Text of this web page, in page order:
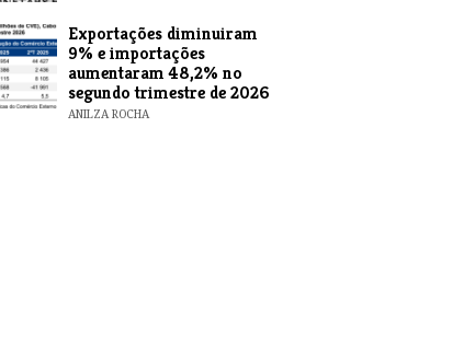
Exportações diminuiram
9% e importações
aumentaram 48,2% no
segundo trimestre de 2026
ANILZA ROCHA